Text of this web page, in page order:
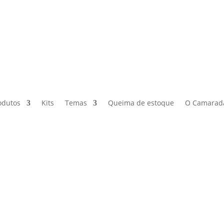
Kits Temas Queima de estoque O